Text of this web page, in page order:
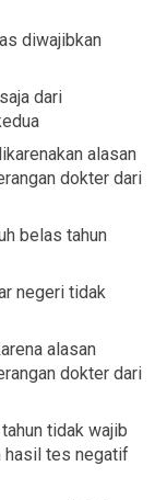
diwajibkan
dari
alasan
dokter dari
belas tahun
negeri tidak
alasan
dokter dari
tidak wajib
hasil tes negatif